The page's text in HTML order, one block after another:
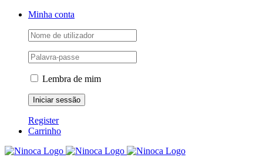
Skip
Facebook
Instagram
YouTubeMinha conta
Lembra de mim
Register
Carrinho